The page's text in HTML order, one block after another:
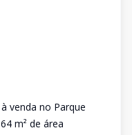
venda no Parque
m² de área